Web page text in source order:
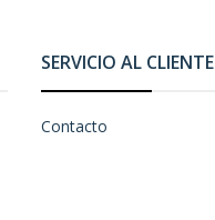
SERVICIO AL CLIENTE
Contacto